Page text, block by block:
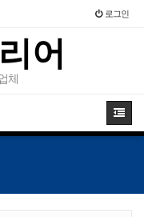
로그인
어
체